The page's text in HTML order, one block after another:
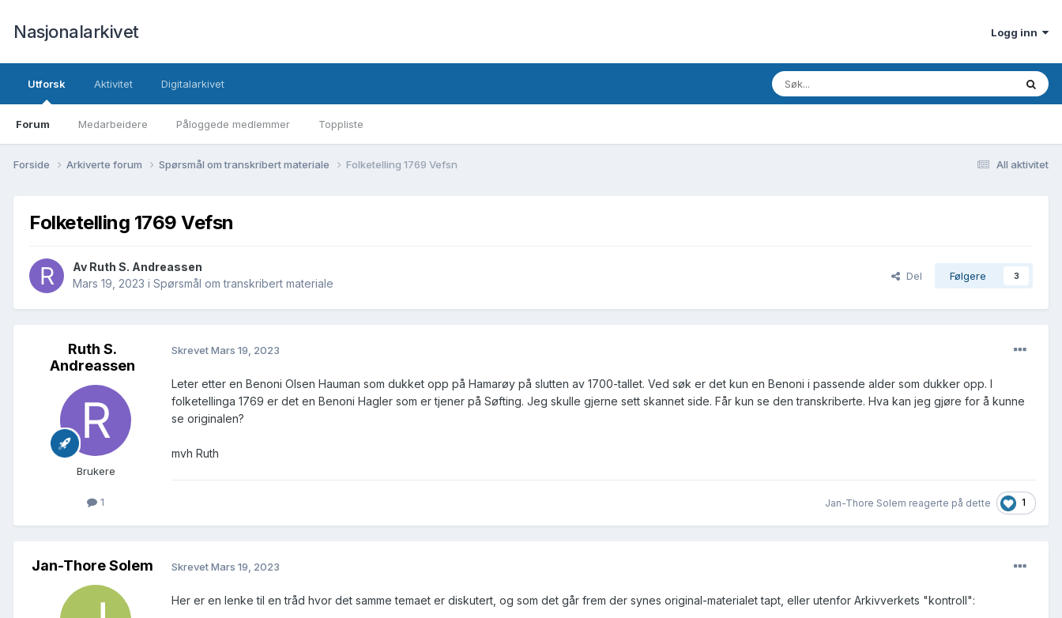
Nasjonalarkivet Logg inn
Utforsk
Forum Medarbeidere Påloggede medlemmer Toppliste
Aktivitet Digitalarkivet
All aktivitet
Forside Arkiverte forum Spørsmål om transkribert materiale Folketelling 1769 Vefsn
Folketelling 1769 Vefsn
Av Ruth S. Andreassen
Mars 19, 2023 i Spørsmål om transkribert materiale
Del Følgere 3
Ruth S.
Andreassen
Brukere
1
SkrevetMars 19, 2023
Leter etter en Benoni Olsen Hauman som dukket opp på Hamarøy på slutten av 1700-tallet. Ved søk er det kun en Benoni i passende alder som dukker opp. I
folketellinga 1769 er det en Benoni Hagler som er tjener på Søfting. Jeg skulle gjerne sett skannet side. Får kun se den transkriberte. Hva kan jeg gjøre for å kunne
se originalen?
mvh Ruth
Jan-Thore Solem reagerte på dette 1
Jan-Thore Solem SkrevetMars 19, 2023
Her er en lenke til en tråd hvor det samme temaet er diskutert, og som det går frem der synes original-materialet tapt, eller utenfor Arkivverkets "kontroll":